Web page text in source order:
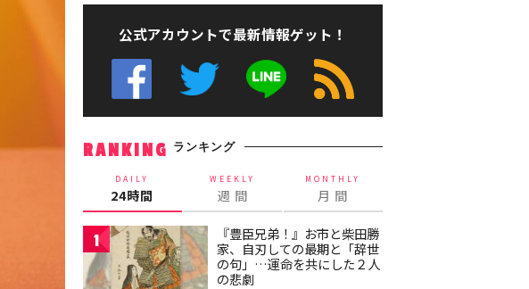
公式アカウントで最新情報ゲット！
RANKING ランキング
DAILY
24時間
WEEKLY
週 間
MONTHLY
月 間
1
『豊臣兄弟！』お市と柴田勝
家、自刃しての最期と「辞世
の句」…運命を共にした２人
の悲劇